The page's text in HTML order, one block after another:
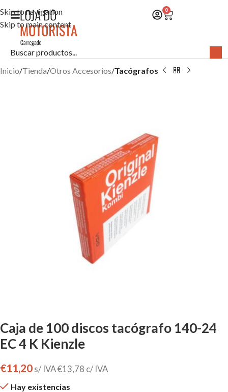
Skip to navigation
Skip to main content
0
Inicio Tienda Otros Accesorios Tacógrafos
Caja de 100 discos tacógrafo 140-24
EC 4 K Kienzle
€11,20 s/ IVA€13,78 c/ IVA
Hay existencias